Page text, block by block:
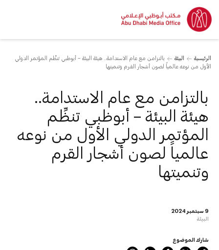
الرئيسية البيئة
بالتزامن مع عام الاستدامة.. هيئة البيئة – أبوظبي تنظِّم المؤتمر الدولي
الأول من نوعه عالمياً لصون أشجار القرم وتنميتها
9 سبتمبر 2024
البيئة
بالتزامن مع عام الاستدامة..
هيئة البيئة – أبوظبي تنظِّم
المؤتمر الدولي الأول من نوعه
عالمياً لصون أشجار القرم
وتنميتها
شارك الموضوع